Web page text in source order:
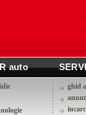
auto
ghid